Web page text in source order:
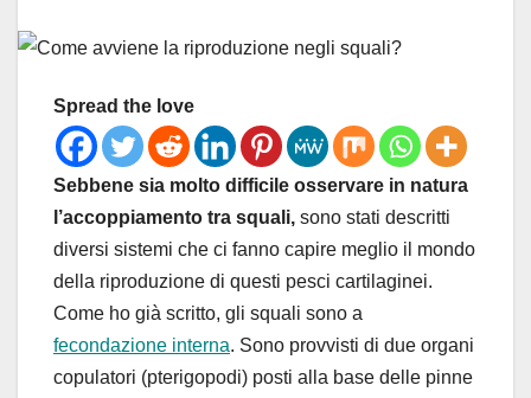
Spread the love
Sebbene sia molto difficile osservare in natura
l’accoppiamento tra squali, sono stati descritti
diversi sistemi che ci fanno capire meglio il mondo
della riproduzione di questi pesci cartilaginei.
Come ho già scritto, gli squali sono a
fecondazione interna. Sono provvisti di due organi
copulatori (pterigopodi) posti alla base delle pinne